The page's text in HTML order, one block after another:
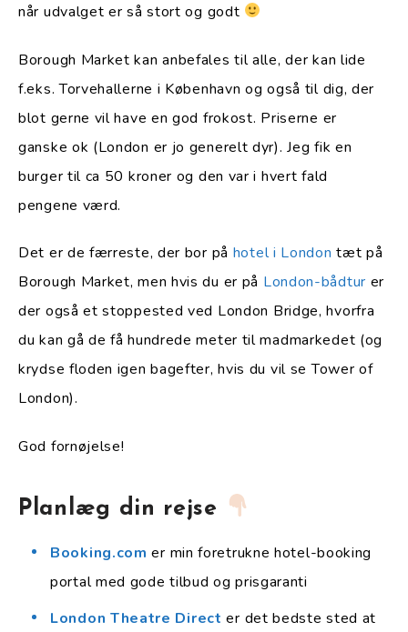
når udvalget er så stort og godt
Borough Market kan anbefales til alle, der kan lide
f.eks. Torvehallerne i København og også til dig, der
blot gerne vil have en god frokost. Priserne er
ganske ok (London er jo generelt dyr). Jeg fik en
burger til ca 50 kroner og den var i hvert fald
pengene værd.
Det er de færreste, der bor på hotel i London tæt på
Borough Market, men hvis du er på London-bådtur er
der også et stoppested ved London Bridge, hvorfra
du kan gå de få hundrede meter til madmarkedet (og
krydse floden igen bagefter, hvis du vil se Tower of
London).
God fornøjelse!
Planlæg din rejse
Booking.com er min foretrukne hotel-booking
portal med gode tilbud og prisgaranti
London Theatre Direct er det bedste sted at